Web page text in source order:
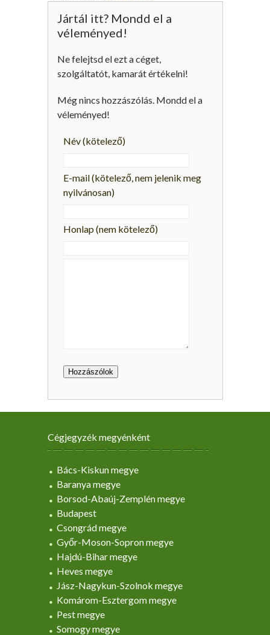
Jártál itt? Mondd el a
véleményed!
Ne felejtsd el ezt a céget,
szolgáltatót, kamarát értékelni!
Még nincs hozzászólás. Mondd el a
véleményed!
Név(kötelező)
E-mail(kötelező, nem jelenik meg
nyilvánosan)
Honlap (nem kötelező)
Cégjegyzék megyénként
Bács-Kiskun megye
Baranya megye
Borsod-Abaúj-Zemplén megye
Budapest
Csongrád megye
Győr-Moson-Sopron megye
Hajdú-Bihar megye
Heves megye
Jász-Nagykun-Szolnok megye
Komárom-Esztergom megye
Pest megye
Somogy megye